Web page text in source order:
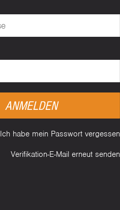
ANMELDEN
Ich habe mein Passwort vergessen
Verifikation-E-Mail erneut senden